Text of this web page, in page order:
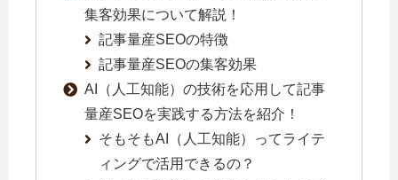
集客効果について解説！
記事量産SEOの特徴
記事量産SEOの集客効果
AI（人工知能）の技術を応用して記事
量産SEOを実践する方法を紹介！
そもそもAI（人工知能）ってライテ
ィングで活用できるの？